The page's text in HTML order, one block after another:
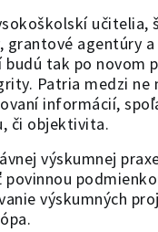
učitelia,
grantové agentúry
budú tak po novom
Patria medzi ne
informácií,
či objektivita.
výskumnej
výskumných